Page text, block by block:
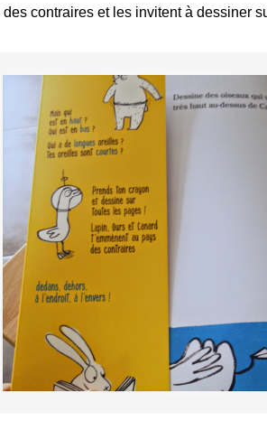
contraires et les invitent à dessiner